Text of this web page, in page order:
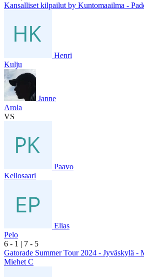
Kansalliset kilpailut by Kuntomaailma -
Henri
Kulju
Janne
Arola
VS
Paavo
Kellosaari
Elias
Pelo
6 - 1 | 7 - 5
Gatorade Summer Tour 2024 - Jyväskylä
Miehet C